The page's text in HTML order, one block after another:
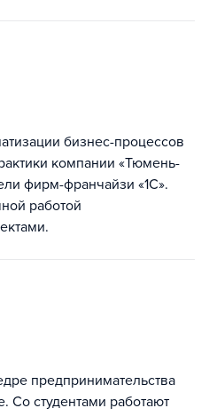
бизнес-процессов
компании «Тюмень-
фирм-франчайзи «1С».
работой
предпринимательства
Со студентами работают